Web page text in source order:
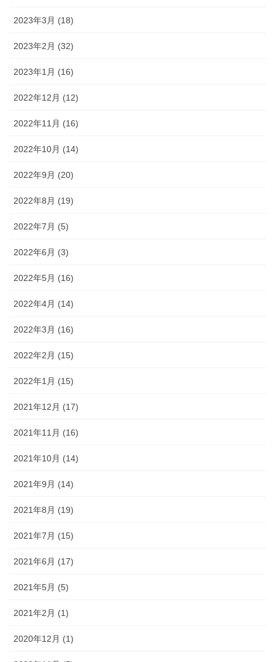
2023年3月 (18)
2023年2月 (32)
2023年1月 (16)
2022年12月 (12)
2022年11月 (16)
2022年10月 (14)
2022年9月 (20)
2022年8月 (19)
2022年7月 (5)
2022年6月 (3)
2022年5月 (16)
2022年4月 (14)
2022年3月 (16)
2022年2月 (15)
2022年1月 (15)
2021年12月 (17)
2021年11月 (16)
2021年10月 (14)
2021年9月 (14)
2021年8月 (19)
2021年7月 (15)
2021年6月 (17)
2021年5月 (5)
2021年2月 (1)
2020年12月 (1)